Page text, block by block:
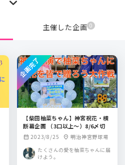
主催した企画 0
【柴田柚菜ちゃん】神宮祝花・横
断幕企画 （3口以上〜）8/6〆切
calendar_month 2023/8/25 location_on 明治神宮野球場
たくさんの愛を柚菜ちゃんに届
けよう。
企画完了